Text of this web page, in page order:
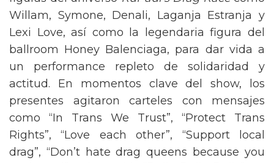
figuras del universo
RuPaul’s Drag Race
como
Willam, Symone, Denali, Laganja Estranja y
Lexi Love, así como la legendaria figura del
ballroom Honey Balenciaga, para dar vida a
un performance repleto de solidaridad y
actitud. En momentos clave del show, los
presentes agitaron carteles con mensajes
como “In Trans We Trust”, “Protect Trans
Rights”, “Love each other”, “Support local